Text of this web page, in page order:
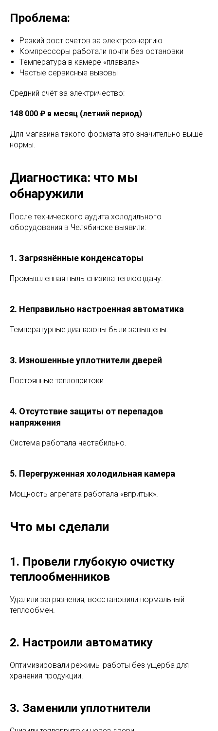
Проблема:
Резкий рост счетов за электроэнергию
Компрессоры работали почти без остановки
Температура в камере «плавала»
Частые сервисные вызовы
Средний счёт за электричество:
148 000 ₽ в месяц (летний период)
Для магазина такого формата это значительно выше
нормы.
Диагностика: что мы
обнаружили
После технического аудита холодильного
оборудования в Челябинске выявили:
1. Загрязнённые конденсаторы
Промышленная пыль снизила теплоотдачу.
2. Неправильно настроенная автоматика
Температурные диапазоны были завышены.
3. Изношенные уплотнители дверей
Постоянные теплопритоки.
4. Отсутствие защиты от перепадов
напряжения
Система работала нестабильно.
5. Перегруженная холодильная камера
Мощность агрегата работала «впритык».
Что мы сделали
1. Провели глубокую очистку
теплообменников
Удалили загрязнения, восстановили нормальный
теплообмен.
2. Настроили автоматику
Оптимизировали режимы работы без ущерба для
хранения продукции.
3. Заменили уплотнители